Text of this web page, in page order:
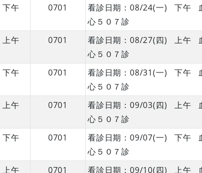
下午 0701
看診日期：08/24(一) 下午
心５０７診
上午 0701
看診日期：08/27(四) 上午
心５０７診
下午 0701
看診日期：08/31(一) 下午
心５０７診
上午 0701
看診日期：09/03(四) 上午
心５０７診
下午 0701
看診日期：09/07(一) 下午
心５０７診
上午 0701 看診日期：09/10(四) 上午